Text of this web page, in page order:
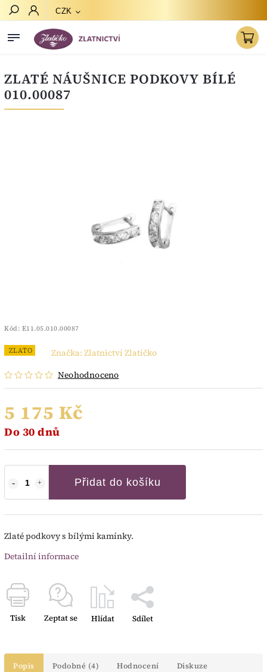
CZK
ZLATÉ NÁUŠNICE PODKOVY BÍLÉ
010.00087
Kód: E11.05.010.00087
ZLATO
Neohodnoceno
Značka: Zlatnictví Zlatíčko
5 175 Kč
Do 30 dnů
Přidat do košíku
Zlaté podkovy s bílými kamínky.
Detailní informace
Tisk Zeptat se Hlídat Sdílet
Popis Podobné (4) Hodnocení Diskuze